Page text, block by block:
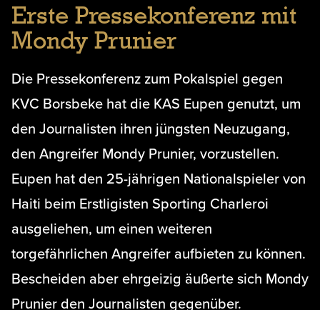
Erste Pressekonferenz mit
Mondy Prunier
Die Pressekonferenz zum Pokalspiel gegen
KVC Borsbeke hat die KAS Eupen genutzt, um
den Journalisten ihren jüngsten Neuzugang,
den Angreifer Mondy Prunier, vorzustellen.
Eupen hat den 25-jährigen Nationalspieler von
Haiti beim Erstligisten Sporting Charleroi
ausgeliehen, um einen weiteren
torgefährlichen Angreifer aufbieten zu können.
Bescheiden aber ehrgeizig äußerte sich Mondy
Prunier den Journalisten gegenüber.